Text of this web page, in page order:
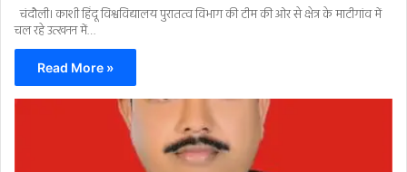
चंदौली। काशी हिंदू विश्वविद्यालय पुरातत्व विभाग की टीम की ओर से क्षेत्र के माटीगांव में
चल रहे उत्खनन में…
Read More »